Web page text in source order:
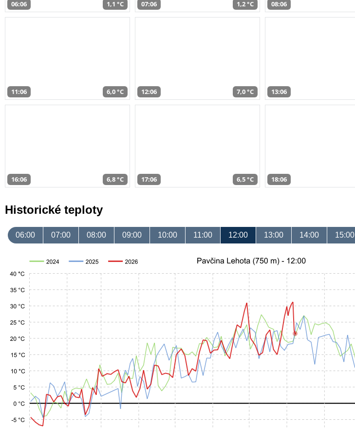
06:06 1,1 °C 07:06 1,2 °C 08:06
11:06 6,0 °C 12:06 7,0 °C 13:06
16:06 6,8 °C 17:06 6,5 °C 18:06
Historické teploty
06:00 07:00 08:00 09:00 10:00 11:00 12:00 13:00 14:00 15:00